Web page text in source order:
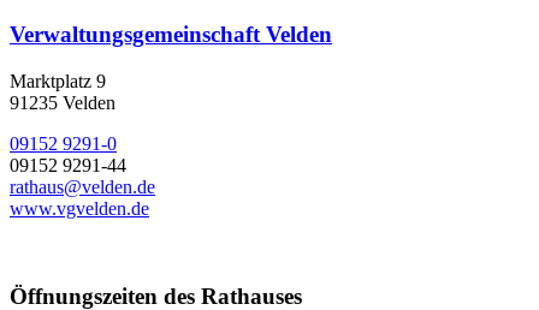
Verwaltungsgemeinschaft Velden
Marktplatz 9
91235 Velden
09152 9291-0
09152 9291-44
rathaus@velden.de
www.vgvelden.de
Öffnungszeiten des Rathauses